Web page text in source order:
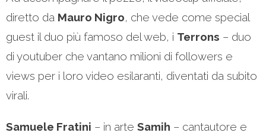
diretto da Mauro Nigro, che vede come special
guest il duo più famoso del web, i Terrons – duo
di youtuber che vantano milioni di followers e
views per i loro video esilaranti, diventati da subito
virali.
Samuele Fratini – in arte Samih – cantautore e